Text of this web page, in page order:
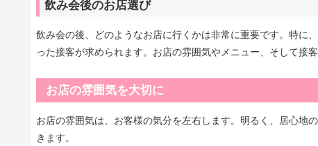
飲み会後のお店選び
飲み会の後、どのようなお店に行くかは非常に重要です。特に
った接客が求められます。お店の雰囲気やメニュー、そして接
お店の雰囲気を大切に
お店の雰囲気は、お客様の気分を左右します。明るく、居心地
きます。